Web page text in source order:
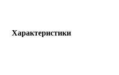
Характеристики